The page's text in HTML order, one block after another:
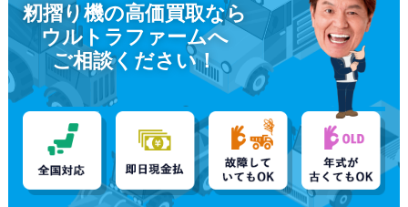
ラ
ァ
ー
ム
籾摺り機の高価買取なら
ウルトラファームへ
ご相談ください！